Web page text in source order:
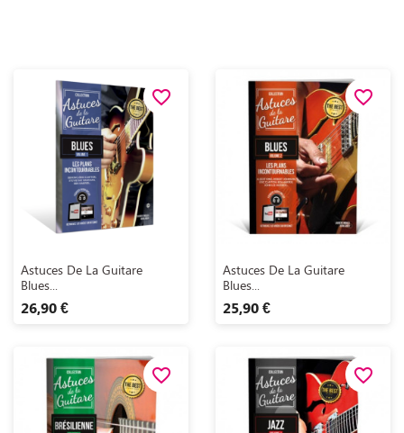
 Aperçu rapide
Astuces De La Guitare
Blues...
26,90 €
favorite_border
 Aperçu rapide
Astuces De La Guitare
Blues...
25,90 €
favorite_border
favorite_border favorite_border